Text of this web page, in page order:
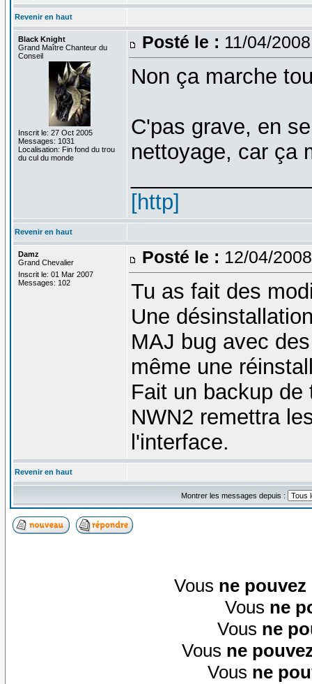
Revenir en haut
Black Knight
Grand Maître Chanteur du
Conseil
Inscrit le: 27 Oct 2005
Messages: 1031
Localisation: Fin fond du trou
du cul du monde
Posté le : 11/04/
Non ça marche
C'pas grave, en
nettoyage, car ça
[http]
Revenir en haut
Damz
Grand Chevalier
Inscrit le: 01 Mar 2007
Messages: 102
Posté le : 12/04/
Tu as fait des
Une
MAJ bug avec
même une
Fait un backup
NWN2 remettra
l'interface.
Revenir en haut
Montrer les messages depuis :
Vous ne pouvez
Vous ne
Vous ne
Vous ne
Vous ne